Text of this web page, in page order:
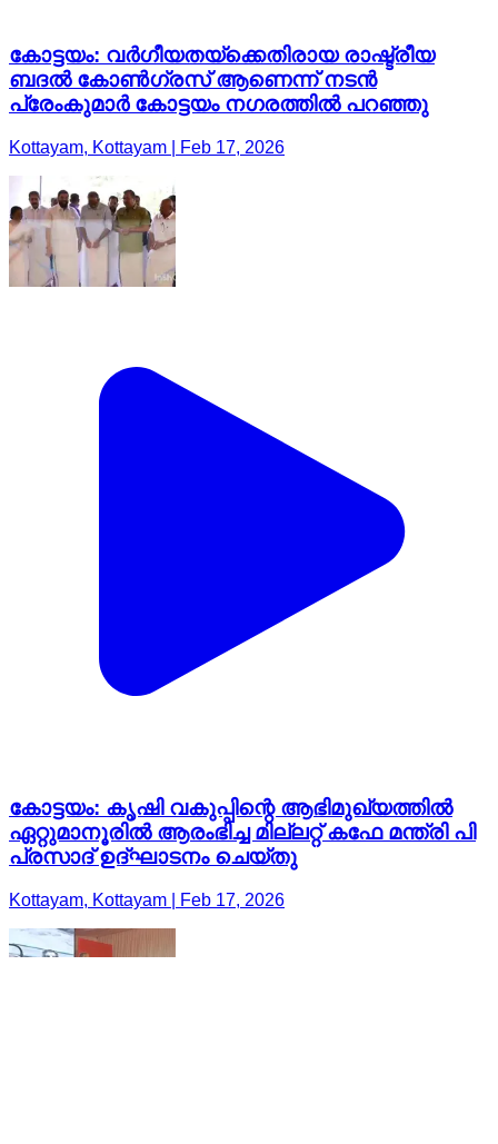
കോട്ടയം: വർഗീയതയ്ക്കെതിരായ രാഷ്ട്രീയ
ബദൽ കോൺഗ്രസ് ആണെന്ന് നടൻ
പ്രേംകുമാർ കോട്ടയം നഗരത്തിൽ പറഞ്ഞു
Kottayam, Kottayam | Feb 17, 2026
കോട്ടയം: കൃഷി വകുപ്പിന്റെ ആഭിമുഖ്യത്തില്‍
ഏറ്റുമാനൂരിൽ ആരംഭിച്ച മില്ലറ്റ് കഫേ മന്ത്രി പി
പ്രസാദ് ഉദ്ഘാടനം ചെയ്തു
Kottayam, Kottayam | Feb 17, 2026